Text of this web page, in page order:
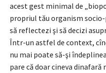
acest gest minimal de
propriul tău organism
să reflectezi şi să decizi
Într-un astfel de context,
nu mai poate să-şi
pare că doar cineva dinafară